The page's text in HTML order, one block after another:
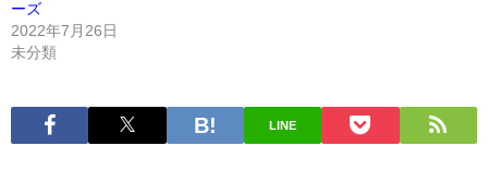
ーズ
2022年7月26日
未分類
LINE